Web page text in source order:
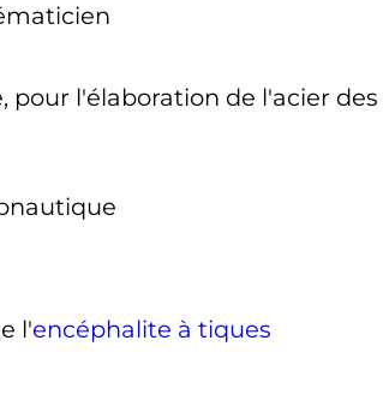
pour l'élaboration de l'acier
l'encéphalite à tiques